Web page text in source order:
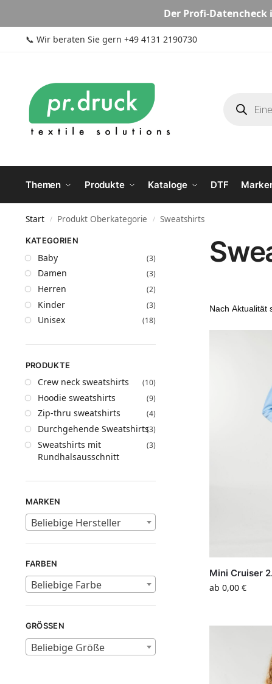
Der Profi-Datencheck
📞 Wir beraten Sie gern +49 4131 2190730
Themen Produkte Kataloge DTF
Start / Produkt Oberkategorie / Sweatshirts
Mini Cruiser
ab0,00€
KATEGORIEN
Baby (3)
Damen (3)
Herren (2)
Kinder (3)
Unisex (18)
PRODUKTE
Crew neck sweatshirts (10)
Hoodie sweatshirts (9)
Zip-thru sweatshirts (4)
Durchgehende Sweatshirts(3)
Sweatshirts mit
Rundhalsausschnitt
(3)
MARKEN
Beliebige Hersteller
FARBEN
Beliebige Farbe
GRÖSSEN
Beliebige Größe